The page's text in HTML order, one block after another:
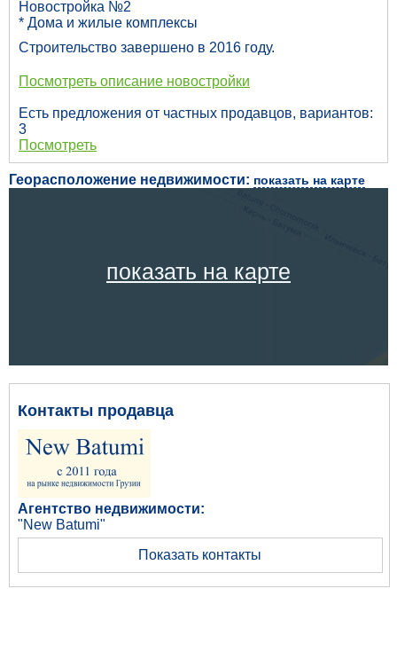
Новостройка №2
* Дома и жилые комплексы
Строительство завершено в 2016 году.
Посмотреть описание новостройки
Есть предложения от частных продавцов, вариантов:
3
Посмотреть
Георасположение недвижимости: показать на карте
показать на карте
Контакты продавца
Агентство недвижимости:
"New Batumi"
Показать контакты